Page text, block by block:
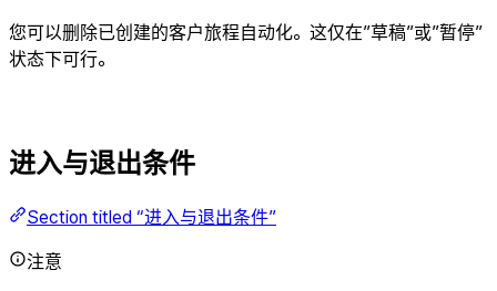
您可以删除已创建的客户旅程自动化。这仅在”草稿”或”暂停”
状态下可行。
进入与退出条件
Section titled “进入与退出条件”
注意